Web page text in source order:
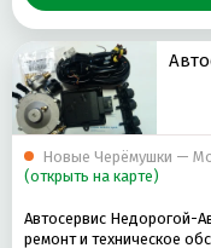
Новые Черёмушки —
(открыть на карте)
Автосервис Недорогой-
ремонт и техническое